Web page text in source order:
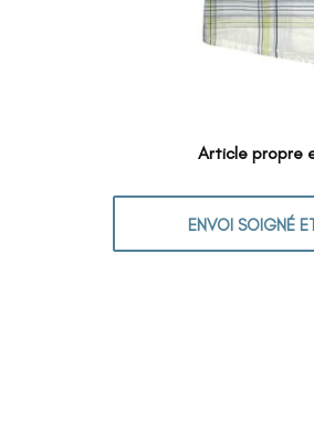
Article propre
ENVOI SOIGNÉ